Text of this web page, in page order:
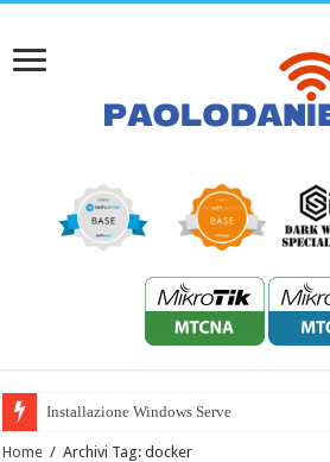
Installazione Windows Server 2022 HP
Home / Archivi Tag: docker